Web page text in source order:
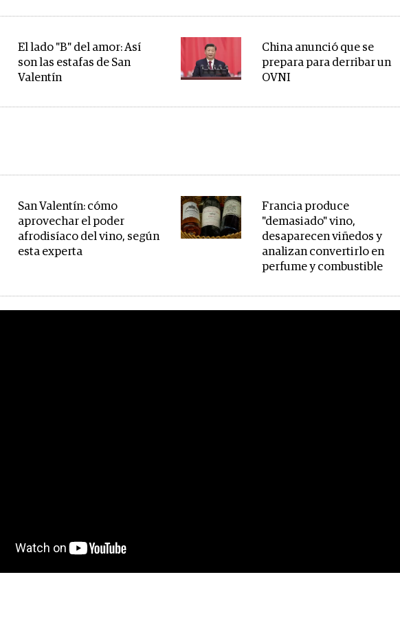
El lado "B" del amor: Así
son las estafas de San
Valentín
China anunció que se
prepara para derribar un
OVNI
San Valentín: cómo
aprovechar el poder
afrodisíaco del vino, según
esta experta
Francia produce
"demasiado" vino,
desaparecen viñedos y
analizan convertirlo en
perfume y combustible